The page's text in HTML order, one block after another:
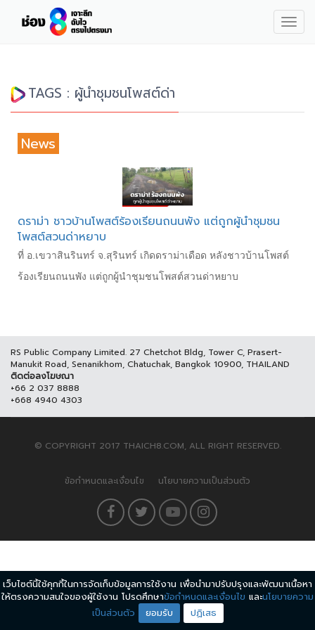
TAGS : ผู้นำชุมชนโพสต์ด่า
News
ดราม่า ชาวบ้านโพสต์ร้องเรียนถนนพัง แต่ถูกผู้นำชุมชน
โพสต์สวนด่าหยาบ
ที่ อ.เขวาสินรินทร์ จ.สุรินทร์ เกิดดราม่าเดือด หลังชาวบ้านโพสต์
ร้องเรียนถนนพัง แต่ถูกผู้นำชุมชนโพสต์สวนด่าหยาบ
RS Public Company Limited. 27 Chetchot Bldg, Tower C, Prasert-
Manukit Road, Senanikhom, Chatuchak, Bangkok 10900, THAILAND
ติดต่อลงโฆษณา
+66 2 037 8888
+668 4940 4303
© COPYRIGHT 2017 THAICH8.COM, ALL RIGHT RESERVED.
ข้อกำหนดและเงื่อนไข นโยบายความเป็นส่วนตัว
เว็บไซต์นี้ใช้คุกกี้ในการจัดเก็บข้อมูลการใช้งาน เพื่อนำมาปรับปรุงและพัฒนาเนื้อหา
ให้ตรงความสนใจของผู้ใช้งาน โปรดศึกษาข้อกำหนดและเงื่อนไข และนโยบายความ
เป็นส่วนตัว
ยอมรับ ปฏิเสธ